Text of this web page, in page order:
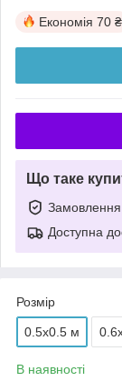
Економія 70 ₴
Що таке
Замовлення
Доступна
Розмір
0.5x0.5 м
В наявності